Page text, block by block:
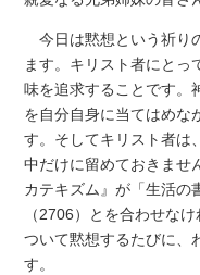
今日は黙想という祈り
ます。キリスト者にとっ
味を追求することです。
を自分自身に当てはめな
す。そしてキリスト者は
中だけに留めておきませ
カテキズム』が「生活の
（2706）とを合わせな
ついて黙想するたびに、
す。